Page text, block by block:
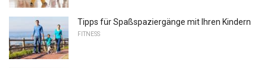
Tipps für Spaßspaziergänge mit Ihren Kindern
FITNESS